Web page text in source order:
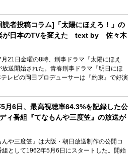
読者投稿コラム]「太陽にほえろ！」の
が日本のTVを変えた text by 佐々木
21日金曜の8時、刑事ドラマ『太陽にほえ
放送開始された。青春刑事ドラマ『明日にほ
レビの岡田プロデューサーは『約束』で好演
月6日、最高視聴率64.3%を記録した公
ィ番組『てなもんや三度笠』の放送が
んや三度笠』は大阪・朝日放送制作の公開コ
組として1962年5月6日にスタートした。開始